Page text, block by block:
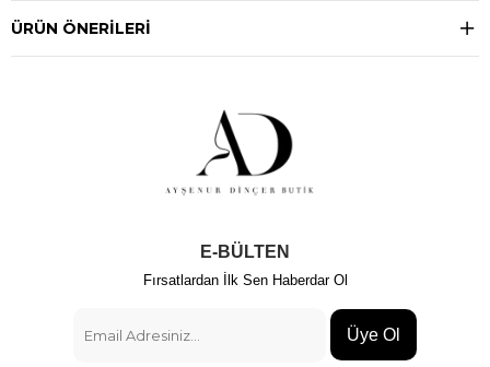
ÜRÜN ÖNERILERI
E-BÜLTEN
Fırsatlardan İlk Sen Haberdar Ol
Üye Ol